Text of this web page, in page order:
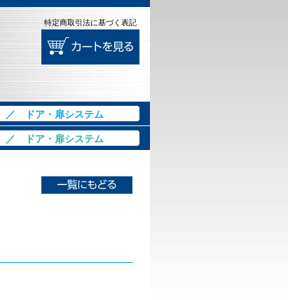
特定商取引法に基づく表記
／ ドア・扉システム
／ ドア・扉システム